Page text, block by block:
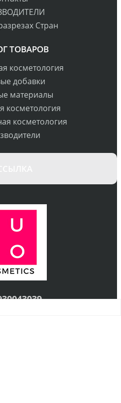
Стран
ТОВАРОВ
косметология
добавки
материалы
косметология
косметология